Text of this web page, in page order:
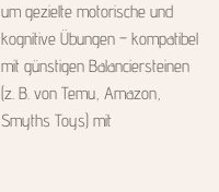
um gezielte motorische und
kognitive Übungen – kompatibel
mit günstigen Balanciersteinen
(z. B. von Temu, Amazon,
Smyths Toys) mit